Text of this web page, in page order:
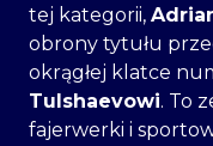
tej kategorii,
obrony tytułu
okrągłej klatce
Tulshaevowi. To
fajerwerki i